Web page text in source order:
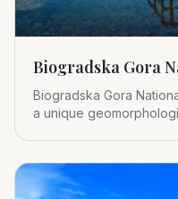
Biogradska Gora
Biogradska Gora
a unique